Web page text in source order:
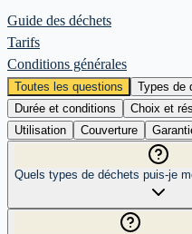
Guide des déchets
Tarifs
Conditions générales
Toutes les questions Types de
Durée et conditions
Choix et
Utilisation
Couverture
Quels types de déchets puis-je